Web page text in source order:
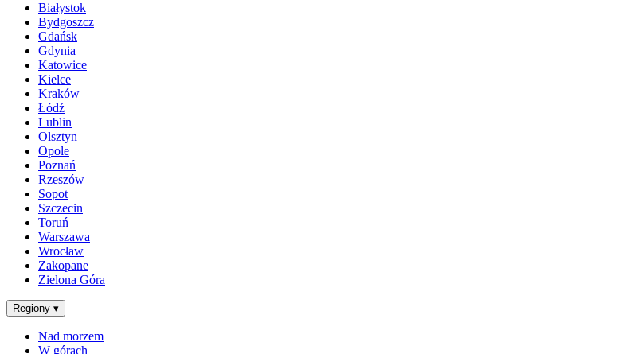
Białystok
Bydgoszcz
Gdańsk
Gdynia
Katowice
Kielce
Kraków
Łódź
Lublin
Olsztyn
Opole
Poznań
Rzeszów
Sopot
Szczecin
Toruń
Warszawa
Wrocław
Zakopane
Zielona Góra
Regiony ▾
Nad morzem
W górach